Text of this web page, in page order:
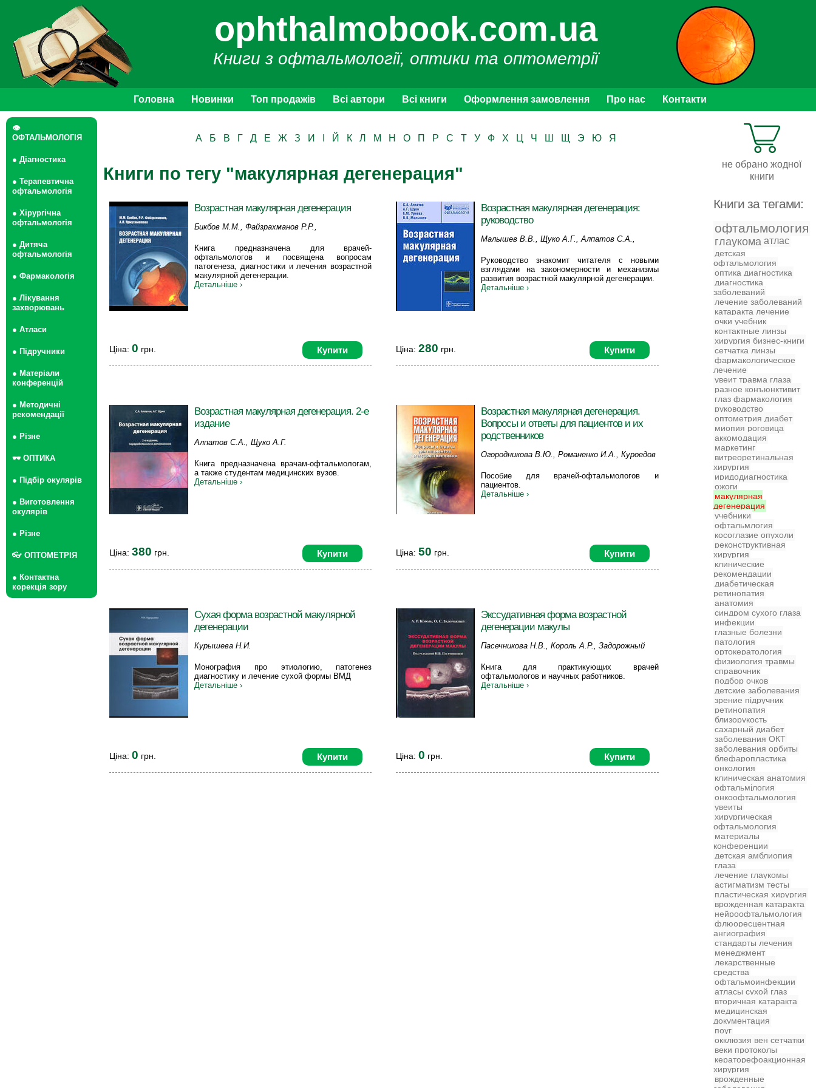
ophthalmobook.com.ua
Книги з офтальмології, оптики та оптометрії
Головна Новинки Топ продажів Всі автори Всі книги Оформлення замовлення Про нас Контакти
👁
ОФТАЛЬМОЛОГІЯ
● Діагностика
● Терапевтична
офтальмологія
● Хірургічна
офтальмологія
● Дитяча
офтальмологія
● Фармакологія
● Лікування
захворювань
● Атласи
● Підручники
● Матеріали
конференцій
● Методичні
рекомендації
● Різне
🕶 ОПТИКА
● Підбір окулярів
● Виготовлення
окулярів
● Різне
👓 ОПТОМЕТРІЯ
● Контактна
корекція зору
А Б В Г Д Е Ж З И Й К Л М Н О П Р С Т У Ф Х Ц Ч Ш Щ Э Ю Я
Книги по тегу "макулярная дегенерация"
Возрастная макулярная дегенерация
Бикбов М.М., Файзрахманов Р.Р.,
Книга предназначена для врачей-
офтальмологов и посвящена вопросам
патогенеза, диагностики и лечения возрастной
макулярной дегенерации.
Детальніше ›
Купити
Ціна: 0 грн.
Возрастная макулярная дегенерация:
руководство
Малышев В.В., Щуко А.Г., Алпатов С.А.,
Руководство знакомит читателя с новыми
взглядами на закономерности и механизмы
развития возрастной макулярной дегенерации.
Детальніше ›
Купити
Ціна:280 грн.
Возрастная макулярная дегенерация. 2-е
издание
Алпатов С.А., Щуко А.Г.
Книга предназначена врачам-офтальмологам,
а также студентам медицинских вузов.
Детальніше ›
Купити
Ціна: 380 грн.
Возрастная макулярная дегенерация.
Вопросы и ответы для пациентов и их
родственников
Огородникова В.Ю., Романенко И.А., Куроедов
Лоскутов И.А., Кушим З.П., Александров А.С.
Пособие для врачей-офтальмологов и
пациентов.
Детальніше ›
Купити
Ціна:50 грн.
Сухая форма возрастной макулярной
дегенерации
Курышева Н.И.
Монография про этиологию, патогенез
диагностику и лечение сухой формы ВМД
Детальніше ›
Купити
Ціна: 0 грн.
Экссудативная форма возрастной
дегенерации макулы
Пасечникова Н.В., Король А.Р., Задорожный
Книга для практикующих врачей
офтальмологов и научных работников.
Детальніше ›
Купити
Ціна:0 грн.
не обрано жодної
книги
Книги за тегами:
офтальмология
глаукома атлас
детская
офтальмология
оптика диагностика
диагностика
заболеваний
лечение заболеваний
катаракта лечение
очки учебник
контактные линзы
хирургия бизнес-книги
сетчатка линзы
фармакологическое
лечение
увеит травма глаза
разное конъюнктивит
глаз фармакология
руководство
оптометрия диабет
миопия роговица
аккомодация
маркетинг
витреоретинальная
хирургия
иридодиагностика
ожоги
макулярная
дегенерация
учебники
офтальмлогия
косоглазие опухоли
реконструктивная
хирургия
клинические
рекомендации
диабетическая
ретинопатия
анатомия
синдром сухого глаза
инфекции
глазные болезни
патология
ортокератология
физиология травмы
справочник
подбор очков
детские заболевания
зрение підручник
ретинопатия
близорукость
сахарный диабет
заболевания ОКТ
заболевания орбиты
блефаропластика
онкология
клиническая анатомия
офтальмjлогия
онкоофтальмология
увеиты
хирургическая
офтальмология
материалы
конференции
детская амблиопия
глаза
лечение глаукомы
астигматизм тесты
пластическая хирургия
врожденная катаракта
нейроофтальмология
флюоресцентная
ангиография
стандарты лечения
менеджмент
лекарственные
средства
офтальмоинфекции
атласы сухой глаз
вторичная катаракта
медицинская
документация
поуг
окклюзия вен сетчатки
веки протоколы
кераторефоакционная
хирургия
врожденные